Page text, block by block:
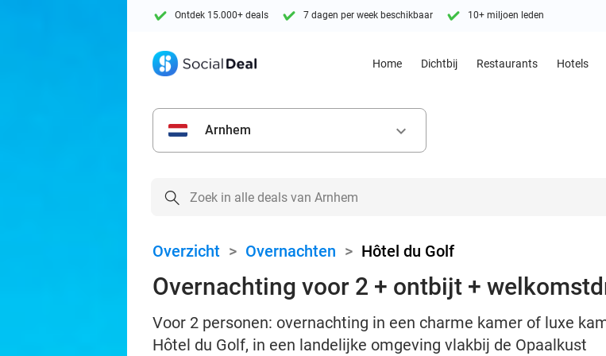
Ontdek 15.000+ deals 7 dagen per week beschikbaar 10+ miljoen leden
Home Dichtbij Restaurants Hotels
Arnhem keyboard_arrow_down
Overzicht > Overnachten > Hôtel du Golf
Overnachting voor 2 + ontbijt +
Voor 2 personen: overnachting in een charme kamer of luxe
Hôtel du Golf, in een landelijke omgeving vlakbij de Opaalkust